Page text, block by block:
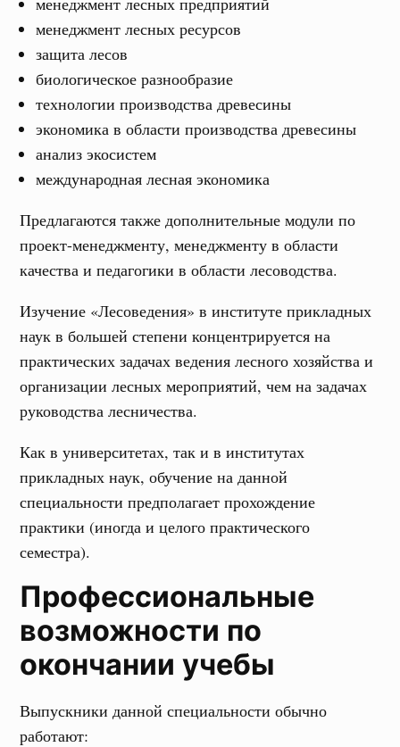
менеджмент лесных ресурсов
защита лесов
биологическое разнообразие
технологии производства древесины
экономика в области производства древесины
анализ экосистем
международная лесная экономика
Предлагаются также дополнительные модули по
проект-менеджменту, менеджменту в области
качества и педагогики в области лесоводства.
Изучение «Лесоведения» в институте прикладных
наук в большей степени концентрируется на
практических задачах ведения лесного хозяйства и
организации лесных мероприятий, чем на задачах
руководства лесничества.
Как в университетах, так и в институтах
прикладных наук, обучение на данной
специальности предполагает прохождение
практики (иногда и целого практического
семестра).
Профессиональные
возможности по
окончании учебы
Выпускники данной специальности обычно
работают: